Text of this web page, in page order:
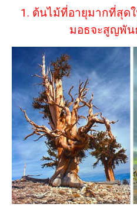
1. ต้นไม้ที่อายุมากที่สุด
มอธจะสูญพัน